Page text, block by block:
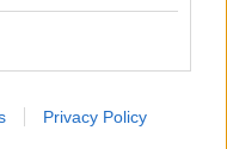
Privacy Policy